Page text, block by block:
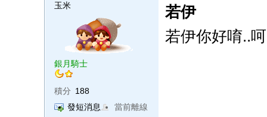
玉米
銀月騎士
積分 188
發短消息
當前離線
若伊
若伊你好唷..